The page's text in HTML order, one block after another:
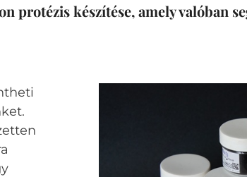
protézis készítése, amely valóban